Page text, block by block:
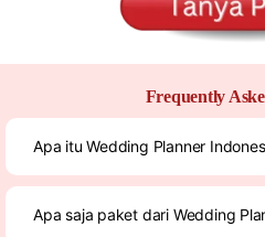
Frequently
Apa itu Wedding Planner
Apa saja paket dari Wedding